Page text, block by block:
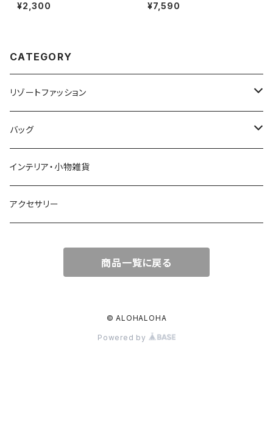
¥2,300 ¥7,590
CATEGORY
リゾートファッション
トップス
ワンピース
オールインワン
バッグ
かごバッグ
ポーチ・クラッチ
インテリア・小物雑貨
アクセサリー
商品一覧に戻る
© ALOHALOHA
Powered by